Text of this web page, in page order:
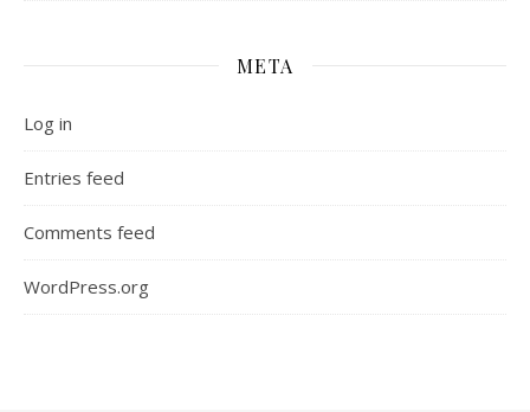
META
Log in
Entries feed
Comments feed
WordPress.org